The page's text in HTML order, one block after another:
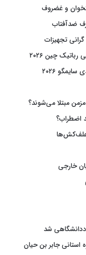
و غضروف
ضدآفتاب
تجهیزات
چین ۲۰۲۶
۲۰۲۶
مبتلا می‌شوند؟
اضطراب؟
خارجی
شد